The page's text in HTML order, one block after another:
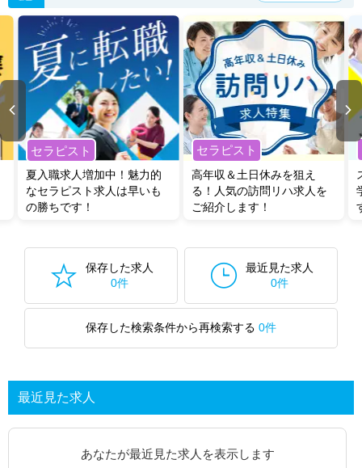
セラピスト
夏入職求人増加中！魅力的
なセラピスト求人は早いも
の勝ちです！
セラピスト
高年収＆土日休みを狙え
る！人気の訪問リハ求人を
ご紹介します！
保存した求人
0件
最近見た求人
0件
保存した検索条件から再検索する 0件
最近見た求人
あなたが最近見た求人を表示します